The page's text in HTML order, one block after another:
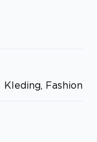
Kleding, Fashion